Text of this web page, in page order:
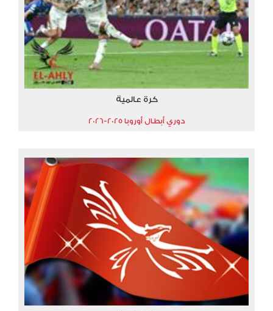
كرة عالمية
دوري أبطال أوروبا 2025-2026